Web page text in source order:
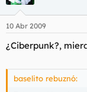
10 Abr 2009
¿Ciberpunk?,
baselito rebuznó: